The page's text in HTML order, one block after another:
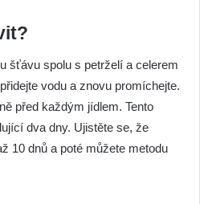
šťávu spolu s petrželí a celerem
vodu a znovu promíchejte.
před každým jídlem. Tento
dva dny. Ujistěte se, že
10 dnů a poté můžete metodu